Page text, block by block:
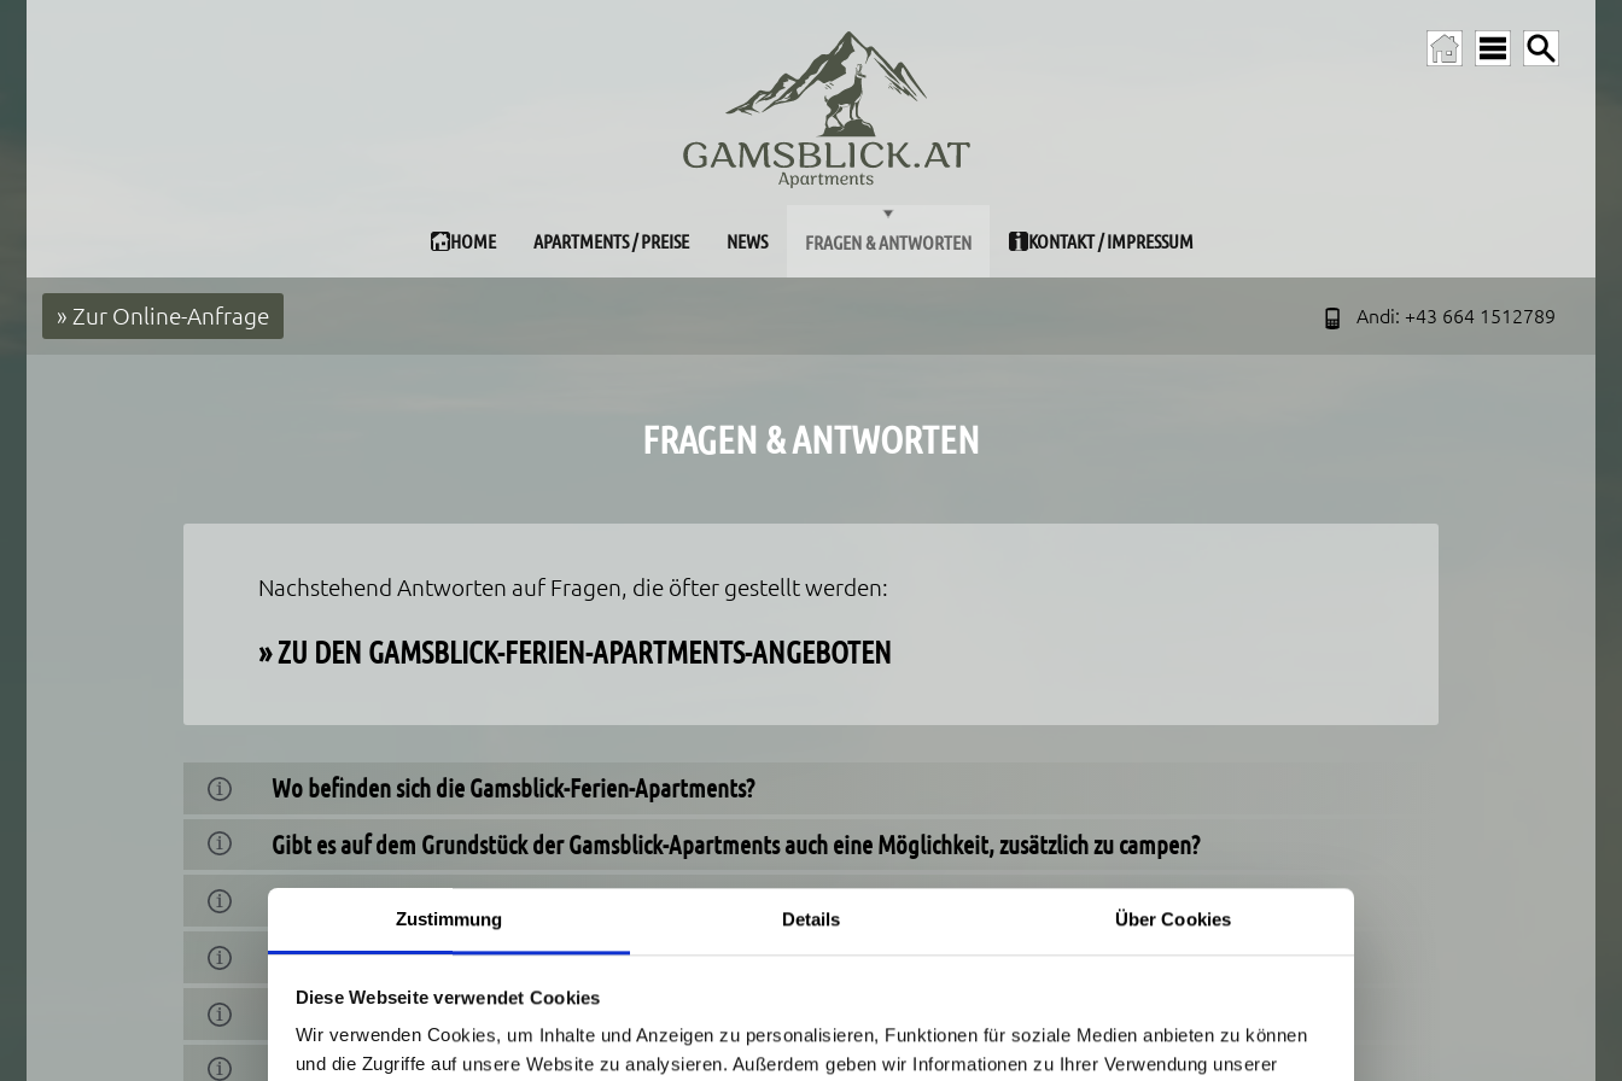
Zustimmung Details Über Cookies
Diese Webseite verwendet Cookies
Wir verwenden Cookies, um Inhalte und Anzeigen zu personalisieren, Funktionen für soziale Medien anbieten zu können
und die Zugriffe auf unsere Website zu analysieren. Außerdem geben wir Informationen zu Ihrer Verwendung unserer
HOME APARTMENTS / PREISE NEWS FRAGEN & ANTWORTEN KONTAKT / IMPRESSUM
» Zur Online-Anfrage Andi: +43 664 1512789
FRAGEN & ANTWORTEN
Nachstehend Antworten auf Fragen, die öfter gestellt werden:
»ZU DEN GAMSBLICK-FERIEN-APARTMENTS-ANGEBOTEN
Wo befinden sich die Gamsblick-Ferien-Apartments?
Gibt es auf dem Grundstück der Gamsblick-Apartments auch eine Möglichkeit, zusätzlich zu campen?
Wie viele Personen können max. in den Gamsblick-Apartments buchen?
Kann man Hunde mitnehmen?
Wie weit ist der Strumboding-Wasserfall von den Gamsblick-Apartments entfernt?